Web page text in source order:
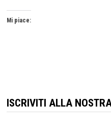
Mi piace:
ISCRIVITI ALLA